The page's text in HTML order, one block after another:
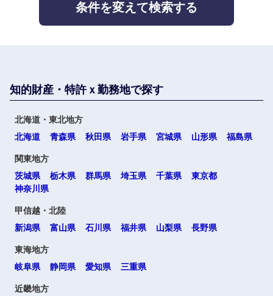
鹿児島県
海外
条件を変えて検索する
知的財産・特許ｘ勤務地で探す
北海道・東北地方
北海道
青森県 秋田県 岩手県 宮城県 山形県 福島県
関東地方
茨城県
栃木県 群馬県 埼玉県 千葉県
東京都
神奈川県
甲信越・北陸
新潟県
富山県 石川県 福井県 山梨県 長野県
東海地方
岐阜県
静岡県 愛知県 三重県
近畿地方